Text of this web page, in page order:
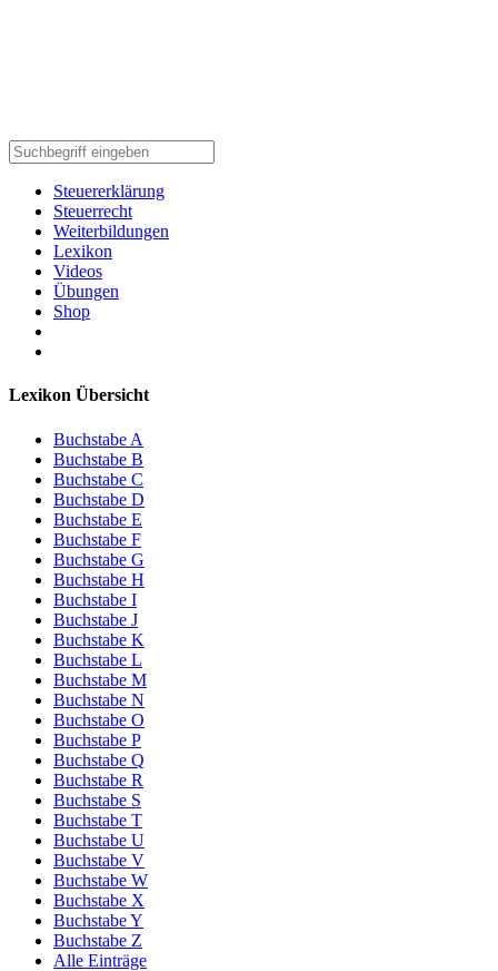
Steuererklärung
Steuerrecht
Weiterbildungen
Lexikon
Videos
Übungen
Shop
Lexikon Übersicht
Buchstabe A
Buchstabe B
Buchstabe C
Buchstabe D
Buchstabe E
Buchstabe F
Buchstabe G
Buchstabe H
Buchstabe I
Buchstabe J
Buchstabe K
Buchstabe L
Buchstabe M
Buchstabe N
Buchstabe O
Buchstabe P
Buchstabe Q
Buchstabe R
Buchstabe S
Buchstabe T
Buchstabe U
Buchstabe V
Buchstabe W
Buchstabe X
Buchstabe Y
Buchstabe Z
Alle Einträge